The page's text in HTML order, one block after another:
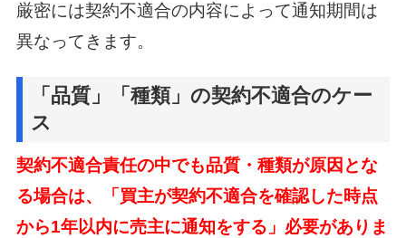
厳密には契約不適合の内容によって通知期間は
異なってきます。
「品質」「種類」の契約不適合のケー
ス
契約不適合責任の中でも品質・種類が原因とな
る場合は、
「買主が契約不適合を確認した時点
から1年以内に売主に通知をする」必要がありま